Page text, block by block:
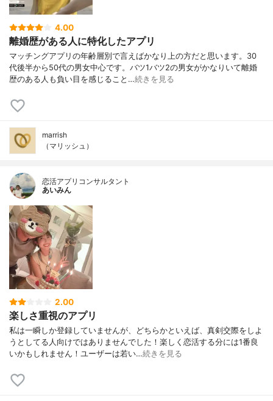
4.00
離婚歴がある人に特化したアプリ
マッチングアプリの年齢層別で言えばかなり上の方だと思います。30
代後半から50代の男女中心です。バツ1バツ2の男女がかなりいて離婚
歴のある人も負い目を感じること…続きを見る
marrish
（マリッシュ）
恋活アプリコンサルタント
あいみん
2.00
楽しさ重視のアプリ
私は一瞬しか登録していませんが、どちらかといえば、真剣交際をしよ
うとしてる人向けではありませんでした！楽しく恋活する分には1番良
いかもしれません！ユーザーは若い…続きを見る